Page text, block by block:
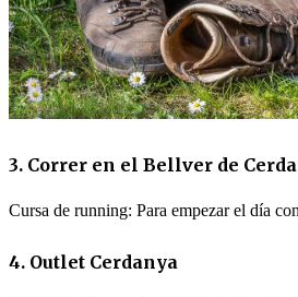
3. Correr en el Bellver de
Cursa de running: Para empezar el día
4. Outlet Cerdanya